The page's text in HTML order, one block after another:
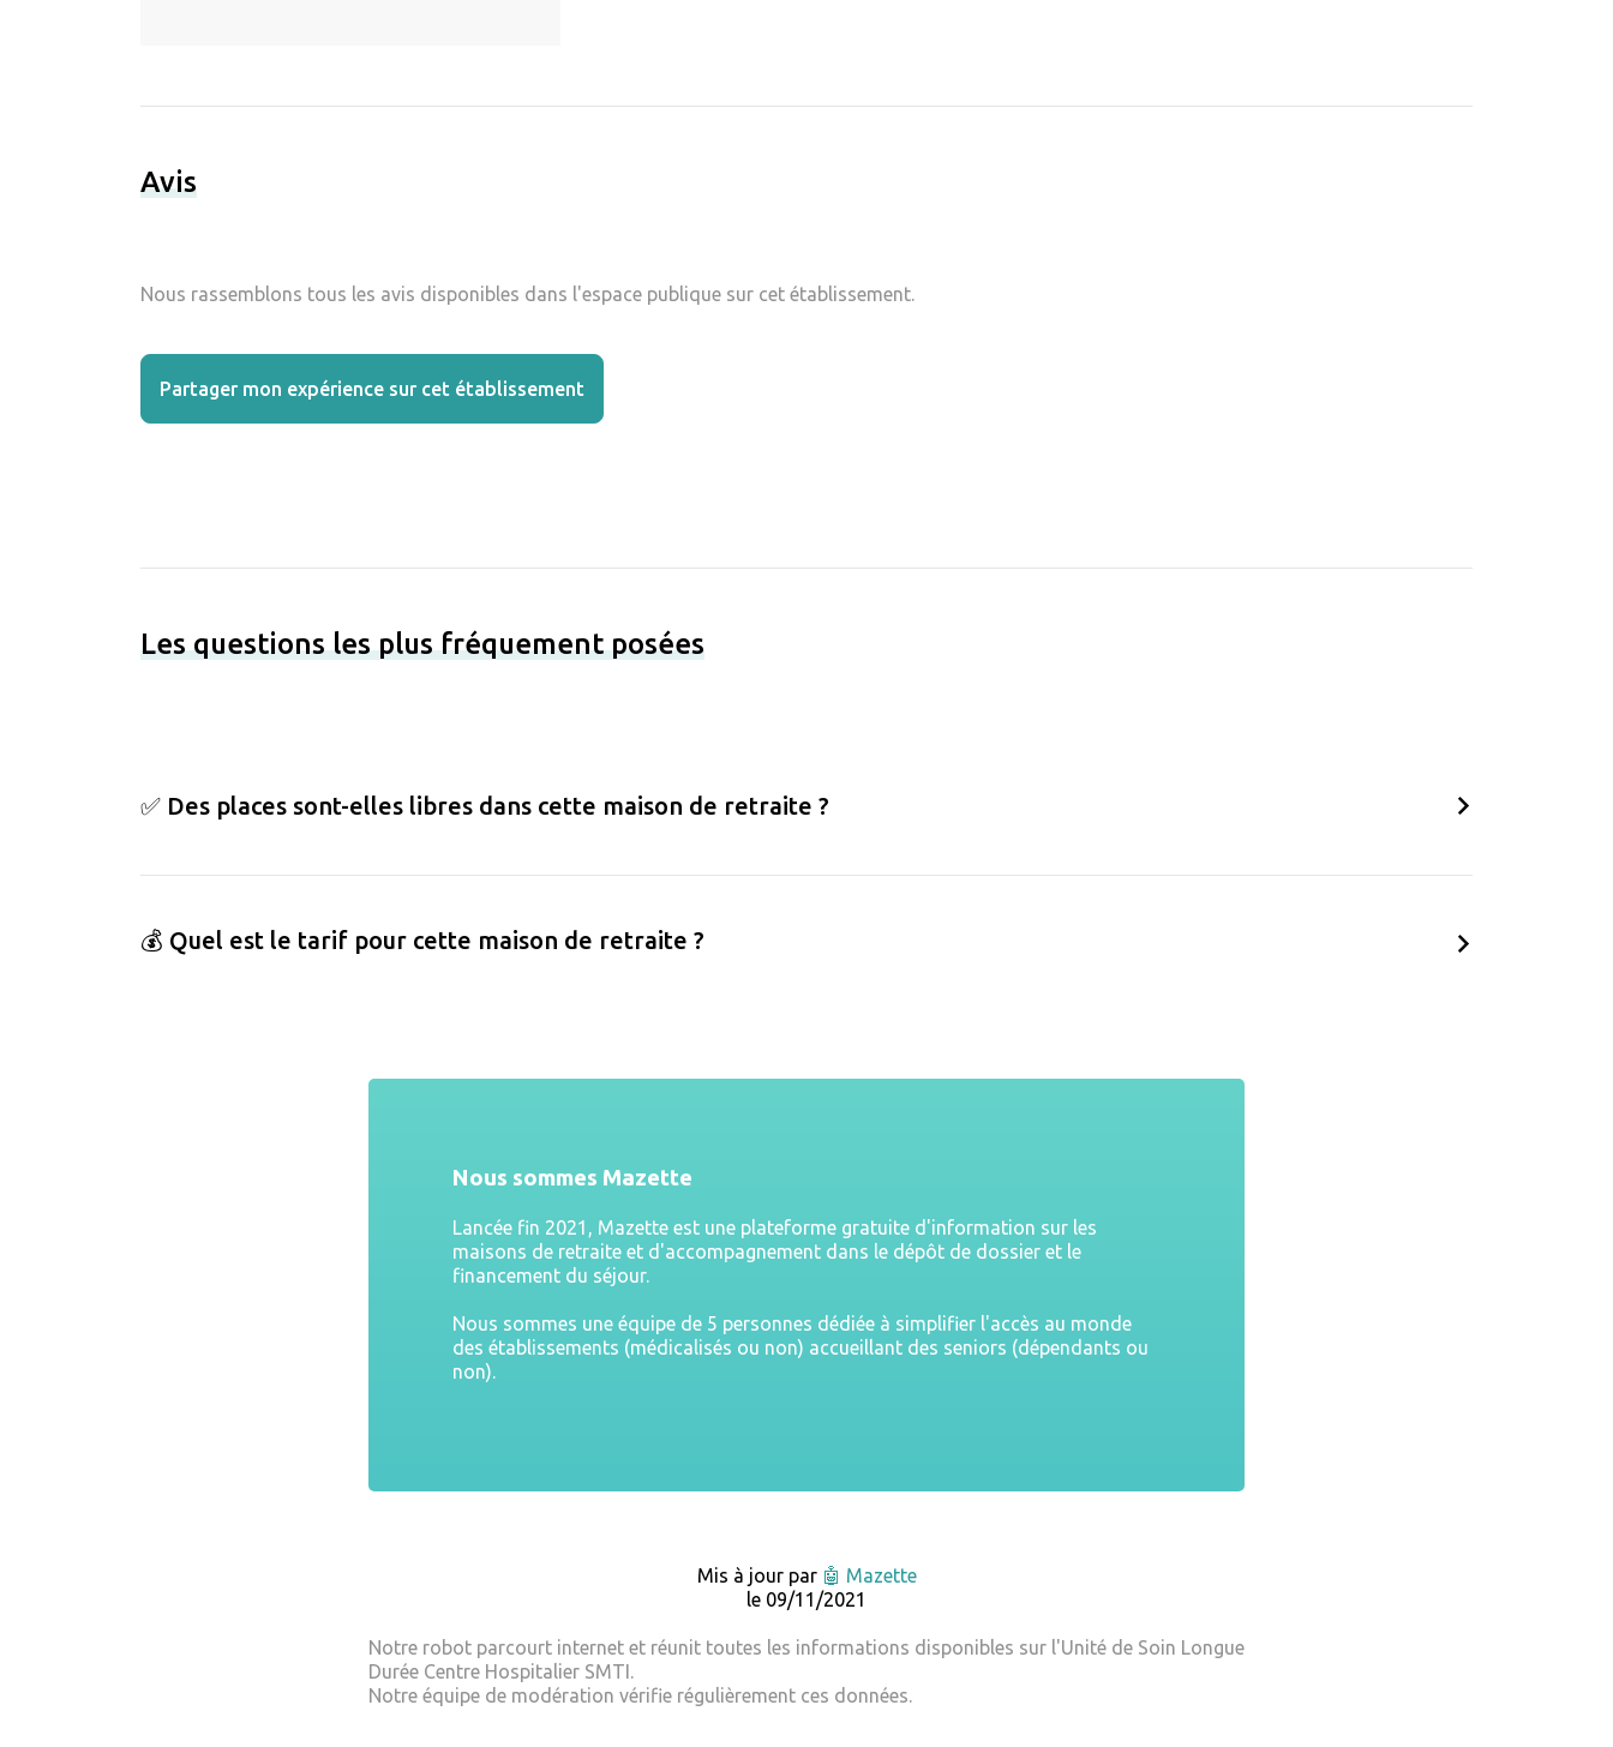
Avis
Nous rassemblons tous les avis disponibles dans l'espace publique sur cet établissement.
Partager mon expérience sur cet établissement
Les questions les plus fréquement posées
✅ Des places sont-elles libres dans cette maison de retraite ?
💰 Quel est le tarif pour cette maison de retraite ?
Nous sommes Mazette
Lancée fin 2021, Mazette est une plateforme gratuite d'information sur les
maisons de retraite et d'accompagnement dans le dépôt de dossier et le
financement du séjour.
Nous sommes une équipe de 5 personnes dédiée à simplifier l'accès au monde
des établissements (médicalisés ou non) accueillant des seniors (dépendants ou
non).
Mis à jour par 🤖 Mazette
le 09/11/2021
Notre robot parcourt internet et réunit toutes les informations disponibles sur l'Unité de Soin Longue
Durée Centre Hospitalier SMTI.
Notre équipe de modération vérifie régulièrement ces données.